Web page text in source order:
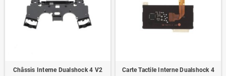
Châssis Interne Dualshock 4 V2
Carte Tactile Interne Dualshock 4